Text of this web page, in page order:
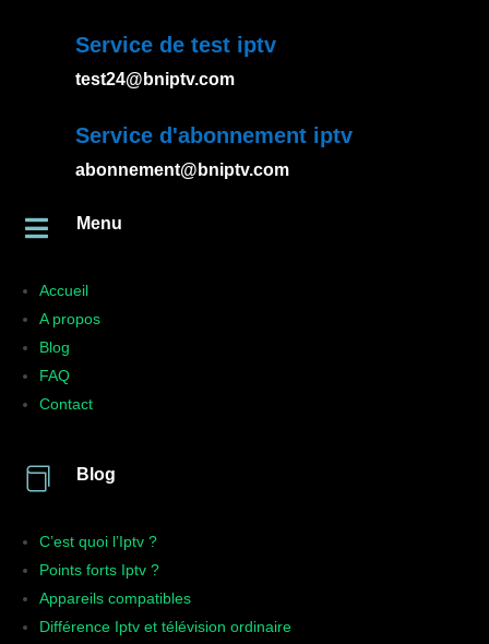
Service de test iptv
test24@bniptv.com
Service d'abonnement iptv
abonnement@bniptv.com
 Menu
Accueil
A propos
Blog
FAQ
Contact
 Blog
C’est quoi l’Iptv ?
Points forts Iptv ?
Appareils compatibles
Différence Iptv et télévision ordinaire